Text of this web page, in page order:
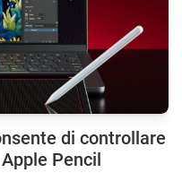
di controllare
Pencil